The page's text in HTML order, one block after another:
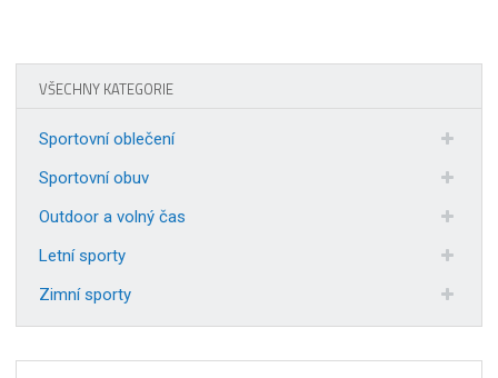
VŠECHNY KATEGORIE
Sportovní oblečení
Sportovní obuv
Outdoor a volný čas
Letní sporty
Zimní sporty